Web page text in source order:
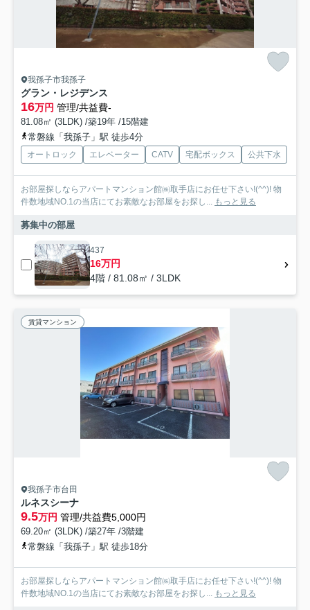
我孫子市我孫子
グラン・レジデンス
16万円 管理/共益費-
81.08㎡ (3LDK) /築19年 /15階建
常磐線「我孫子」駅 徒歩4分
オートロック エレベーター CATV 宅配ボックス 公共下水
お部屋探しならアパートマンション館㈱取手店にお任せ下さい!(^^)! 物
件数地域NO.1の当店にてお素敵なお部屋をお探し... もっと見る
募集中の部屋
437
16万円
4階 / 81.08㎡ / 3LDK
賃貸マンション
我孫子市台田
ルネスシーナ
9.5万円 管理/共益費5,000円
69.20㎡ (3LDK) /築27年 /3階建
常磐線「我孫子」駅 徒歩18分
お部屋探しならアパートマンション館㈱取手店にお任せ下さい!(^^)! 物
件数地域NO.1の当店にてお素敵なお部屋をお探し... もっと見る